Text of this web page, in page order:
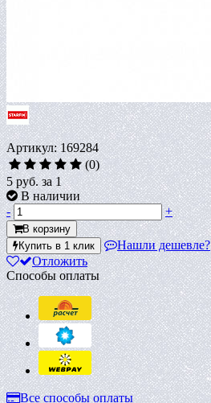
Артикул: 169284
(0)
5 руб.за 1
В наличии
-
+
В корзину
Купить в 1 клик
Нашли дешевле?
Отложить
Способы оплаты
Все способы оплаты